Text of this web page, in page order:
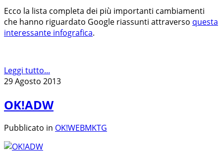
Ecco la lista completa dei più importanti cambiamenti
che hanno riguardato Google riassunti attraverso questa
interessante infografica.
Leggi tutto...
29 Agosto 2013
OK!ADW
Pubblicato in OK!WEBMKTG